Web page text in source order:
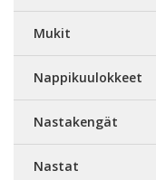
Mukit
Nappikuulokkeet
Nastakengät
Nastat